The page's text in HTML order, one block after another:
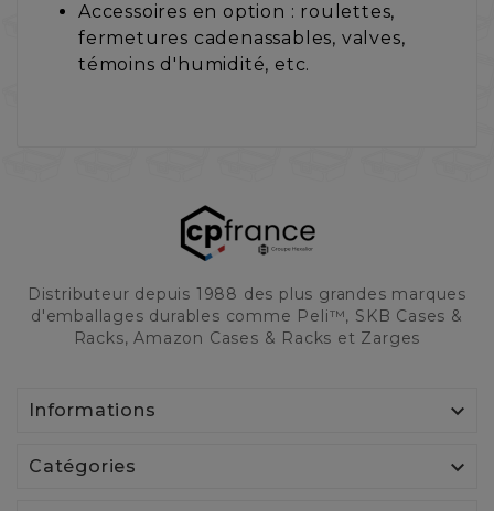
Accessoires en option : roulettes,
fermetures cadenassables, valves,
témoins d'humidité, etc.
Distributeur depuis 1988 des plus grandes marques
d'emballages durables comme Peli™, SKB Cases &
Racks, Amazon Cases & Racks et Zarges
Informations 
Catégories 